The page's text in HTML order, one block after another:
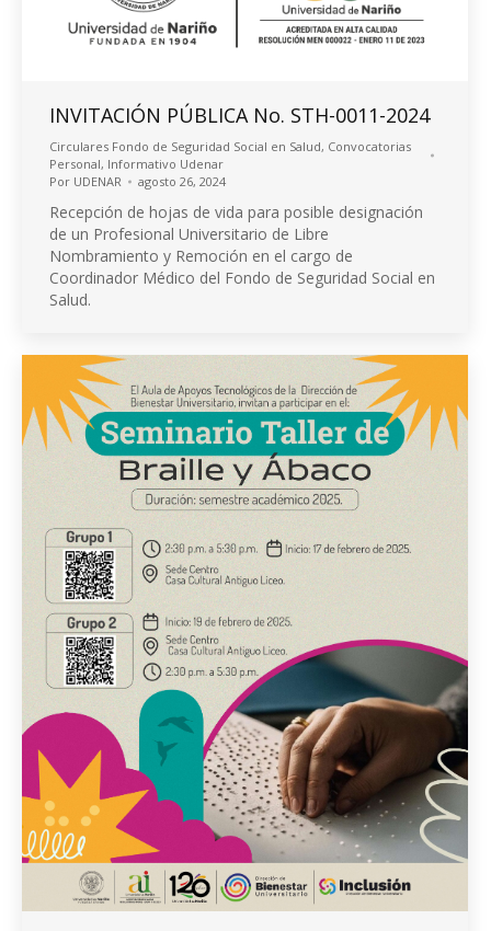
INVITACIÓN PÚBLICA No. STH-0011-2024
Circulares Fondo de Seguridad Social en Salud, Convocatorias
Personal, Informativo Udenar
Por UDENAR agosto 26, 2024
Recepción de hojas de vida para posible designación
de un Profesional Universitario de Libre
Nombramiento y Remoción en el cargo de
Coordinador Médico del Fondo de Seguridad Social en
Salud.